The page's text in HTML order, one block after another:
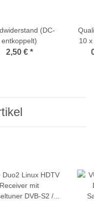
(DC-
entkoppelt)
2,50 € *
10